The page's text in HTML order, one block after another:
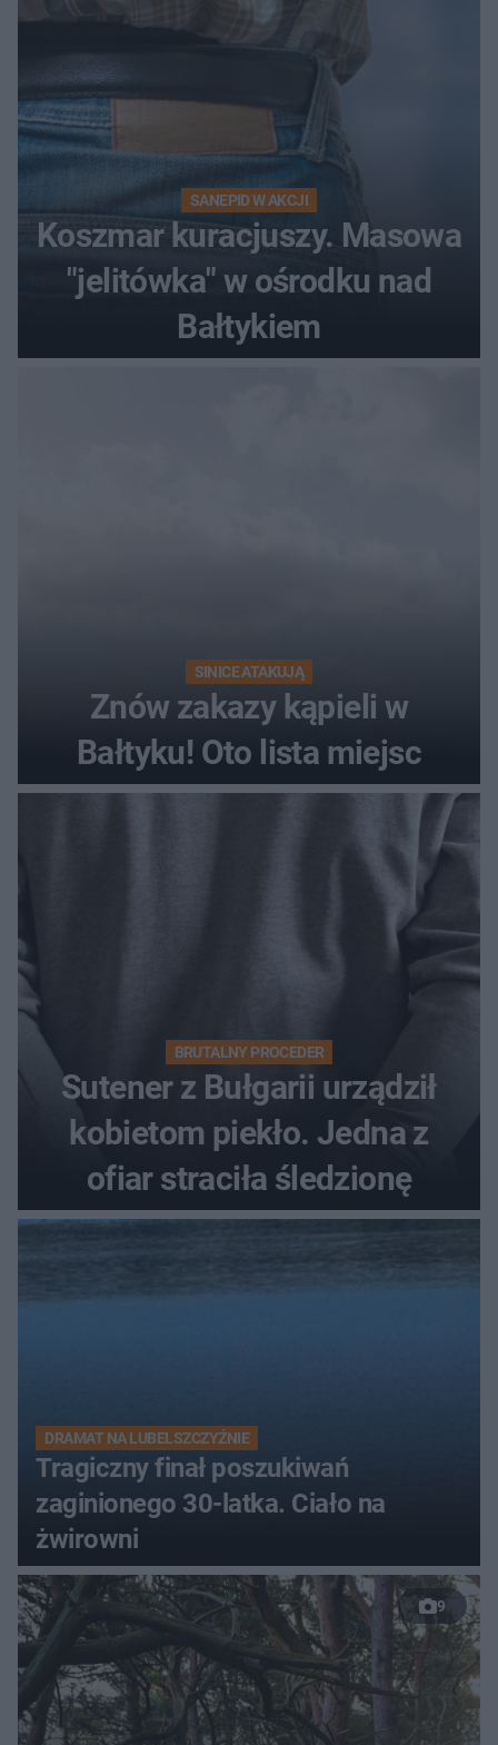
SANEPID W AKCJI
Koszmar kuracjuszy. Masowa
"jelitówka" w ośrodku nad
Bałtykiem
SINICE ATAKUJĄ
Znów zakazy kąpieli w
Bałtyku! Oto lista miejsc
BRUTALNY PROCEDER
Sutener z Bułgarii urządził
kobietom piekło. Jedna z
ofiar straciła śledzionę
DRAMAT NA LUBELSZCZYŹNIE
Tragiczny finał poszukiwań
zaginionego 30-latka. Ciało na
żwirowni
9